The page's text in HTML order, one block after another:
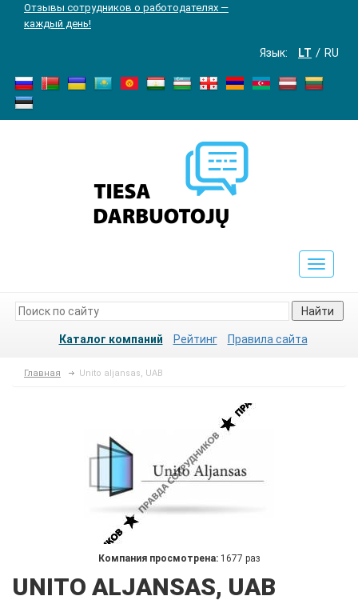
Отзывы сотрудников о работодателях —
каждый день!
Язык: LT RU
Toggle
Найти
Каталог компаний Рейтинг Правила сайта
Главная Unito aljansas, UAB
Компания просмотрена: 1677 раз
UNITO ALJANSAS, UAB